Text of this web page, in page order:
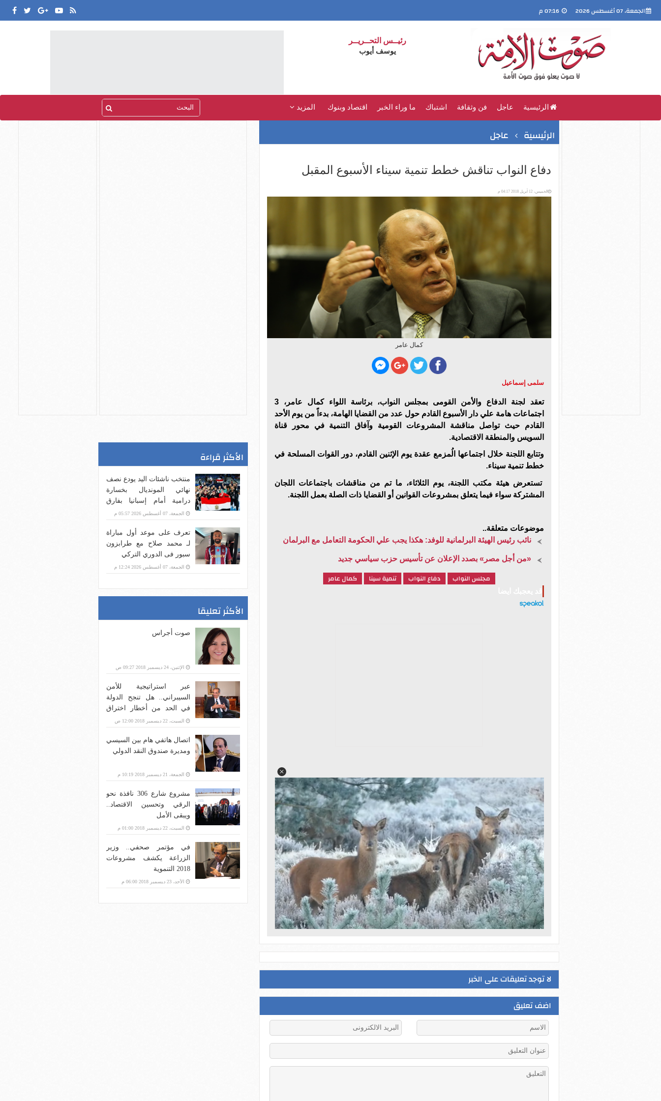
الجمعة، 07 أغسطس 2026
رئيــس التحــريــر
يوسف أيوب
الرئيسية عاجل فن وثقافة اشتباك ما وراء الخبر اقتصاد وبنوك المزيد
الرئيسية عاجل
دفاع النواب تناقش خطط تنمية سيناء الأسبوع المقبل
الخميس، 12 أبريل 2018 04:17 م
كمال عامر
سلمى إسماعيل
تعقد لجنة الدفاع والأمن القومى بمجلس النواب، برئاسة اللواء كمال عامر، 3
اجتماعات هامة علي دار الأسبوع القادم حول عدد من القضايا الهامة، بدءاً من يوم الأحد
القادم حيث تواصل مناقشة المشروعات القومية وآفاق التنمية في محور قناة
السويس والمنطقة الاقتصادية.
وتتابع اللجنة خلال اجتماعها الُمزمع عقدة يوم الإثنين القادم، دور القوات المسلحة في
خطط تنمية سيناء.
تستعرض هيئة مكتب اللجنة، يوم الثلاثاء، ما تم من مناقشات باجتماعات اللجان
المشتركة سواء فيما يتعلق بمشروعات القوانين أو القضايا ذات الصلة بعمل اللجنة.
موضوعات متعلقة..
نائب رئيس الهيئة البرلمانية للوفد: هكذا يجب علي الحكومة التعامل مع البرلمان
«من أجل مصر» بصدد الإعلان عن تأسيس حزب سياسي جديد
مجلس النواب دفاع النواب تنمية سينا كمال عامر
لا توجد تعليقات على الخبر
اضف تعليق
الأكثر قراءة
منتخب ناشئات اليد يودع نصف
نهائي المونديال بخسارة
درامية أمام إسبانيا بفارق
هدف
الجمعة، 07 أغسطس 2026 05:57 م
تعرف على موعد أول مباراة
لـ محمد صلاح مع طرابزون
سبور فى الدوري التركي
الجمعة، 07 أغسطس 2026 12:24 م
الأكثر تعليقا
صوت أجراس
الإثنين، 24 ديسمبر 2018 09:27 ص
عبر استراتيجية للأمن
السيبراني.. هل تنجح الدولة
في الحد من أخطار اختراق
بنية الاتصالات؟
السبت، 22 ديسمبر 2018 12:00 ص
اتصال هاتفي هام بين السيسي
ومديرة صندوق النقد الدولي
الجمعة، 21 ديسمبر 2018 10:19 م
مشروع شارع 306 نافذة نحو
الرقي وتحسين الاقتصاد..
ويبقى الأمل
السبت، 22 ديسمبر 2018 01:00 م
في مؤتمر صحفي.. وزير
الزراعة يكشف مشروعات
2018 التنموية
الأحد، 23 ديسمبر 2018 06:00 م